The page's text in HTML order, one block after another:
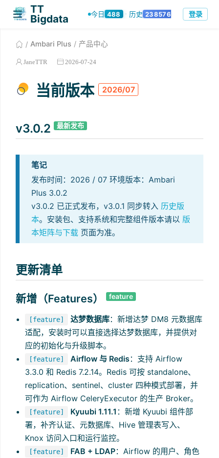
TT
Bigdata
今日 488 · 历史 238576 登录
Ambari Plus 产品中心
JaneTTR 2026-07-24
当前版本 2026/07
v3.0.2 最新发布
笔记
发布时间：2026 / 07 环境版本：Ambari
Plus 3.0.2
v3.0.2 已正式发布，v3.0.1 同步转入 历史版
本。安装包、支持系统和完整组件版本请以 版
本矩阵与下载 页面为准。
更新清单
新增（Features） feature
[feature] 达梦数据库：新增达梦 DM8 元数据库
适配，安装时可以直接选择达梦数据库，并提供对
应的初始化与升级脚本。
[feature] Airflow 与 Redis ：支持 Airflow
3.3.0 和 Redis 7.2.14。Redis 可按 standalone、
replication、sentinel、cluster 四种模式部署，并
可作为 Airflow CeleryExecutor 的生产 Broker。
[feature] Kyuubi 1.11.1 ：新增 Kyuubi 组件部
署，补齐认证、元数据库、Hive 管理表写入、
Knox 访问入口和运行监控。
[feature] FAB + LDAP：Airflow 的用户、角色